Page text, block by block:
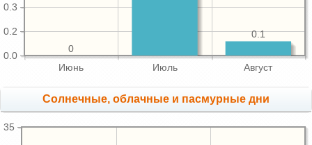
Июнь Июль Август
0.0
0.2
0.3
0.1
0
Cолнечные, облачные и пасмурные дни
35